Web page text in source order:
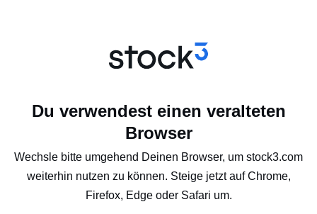
Du verwendest einen veralteten
Browser
Wechsle bitte umgehend Deinen Browser, um stock3.com
weiterhin nutzen zu können. Steige jetzt auf Chrome,
Firefox, Edge oder Safari um.